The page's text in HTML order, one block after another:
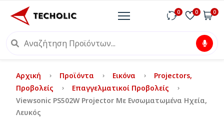
0 0 0
Αρχική Προϊόντα Εικόνα
Projectors,
Προβολείς
Επαγγελματικοί Προβολείς
Viewsonic PS502W Projector Με Ενσωματωμένα Ηχεία,
Λευκός